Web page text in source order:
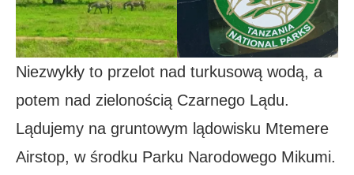
Niezwykły to przelot nad turkusową wodą, a
potem nad zielonością Czarnego Lądu.
Lądujemy na gruntowym lądowisku Mtemere
Airstop, w środku Parku Narodowego Mikumi.